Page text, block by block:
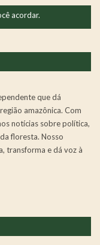
acordar.
que dá
amazônica. Com
notícias sobre política,
floresta. Nosso
transforma e dá voz à